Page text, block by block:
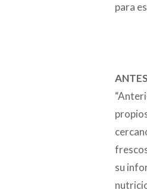
para
su